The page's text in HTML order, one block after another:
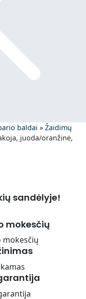
baldai » Žaidimų
juoda/oranžinė,
sandėlyje!
mokesčių